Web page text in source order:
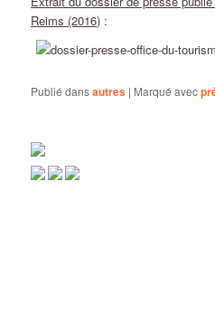
Reims (2016) :
Publié dansautres | Marqué avec